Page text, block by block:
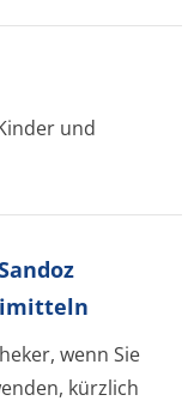
und
wenn Sie
kürzlich